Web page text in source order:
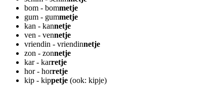
bom - bommetje
gum - gummetje
kan - kannetje
ven - vennetje
vriendin - vriendinnetje
zon - zonnetje
kar - karretje
hor - horretje
kip - kippetje (ook: kipje)